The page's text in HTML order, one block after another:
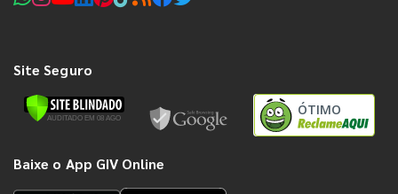
Site Seguro
ÓTIMO
Baixe o App GIV Online